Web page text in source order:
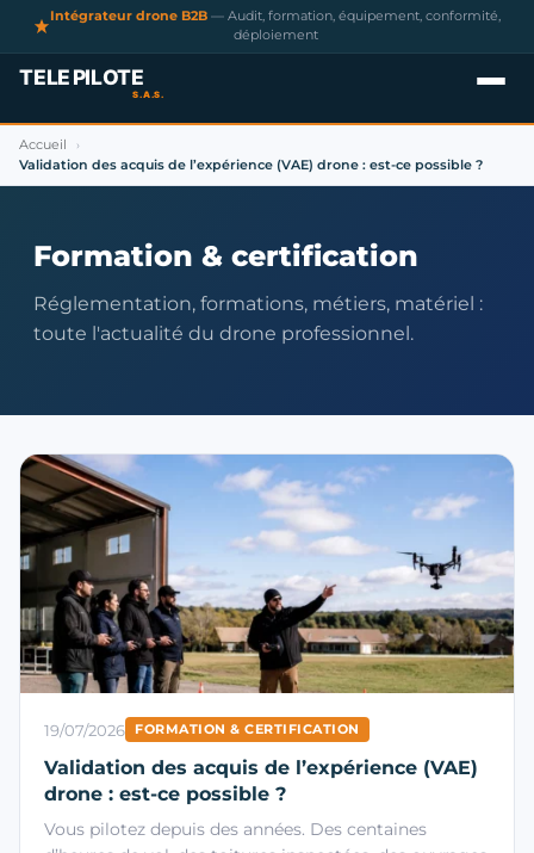
Intégrateur drone B2B — Audit, formation, équipement, conformité,
déploiement
Accueil ›
Validation des acquis de l’expérience (VAE) drone : est-ce possible ?
Formation & certification
Réglementation, formations, métiers, matériel :
toute l'actualité du drone professionnel.
19/07/2026 FORMATION & CERTIFICATION
Validation des acquis de l’expérience (VAE)
drone : est-ce possible ?
Vous pilotez depuis des années. Des centaines